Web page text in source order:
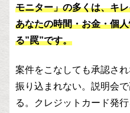
モニター」の多くは、キ
あなたの時間・お金・個
る”罠”です。
案件をこなしても承認さ
振り込まれない。説明会
る。クレジットカード発